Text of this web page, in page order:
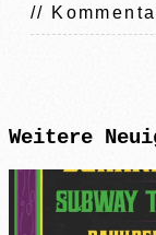
//
Weitere